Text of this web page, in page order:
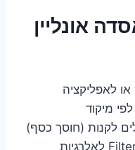
אונליין
מיקוד
לקנות (חוסך כסף)